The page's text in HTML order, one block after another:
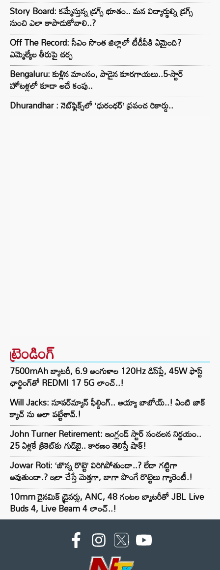
Story Board: కమ్మేస్తున్న డ్రగ్స్ భూతం.. మన విద్యార్థుల్ని డ్రగ్స్
నుంచి ఎలా కాపాడుకోవాలి..?
Off The Record: సీఎం సొంత జిల్లాలో టీడీపీకి ఏమైంది?
ఎమ్మెల్యేల తీరుపై చర్చ
Bengaluru: కుళ్లిన మాంసం, పాడైన కూరగాయలు..5-స్టార్
హోటళ్లలో కూడా అదే కంపు..
Dhurandhar : నెట్‌ఫ్లిక్స్‌లో ‘ధురంధర్’ ప్రపంచ రికార్డు..
ట్రెండింగ్‌
7500mAh బ్యాటరీ, 6.9 అంగుళాల 120Hz డిస్‌ప్లే, 45W ఫాస్ట్
ఛార్జింగ్‌తో REDMI 17 5G లాంచ్..!
Will Jacks: సూపర్‌మ్యాన్ ఫీల్డింగ్.. అయ్యా బాబోయ్..! ఏంటి జాక్
క్యాచ్ ను అలా పట్టేశావ్.!
John Turner Retirement: ఇంగ్లండ్ స్టార్ సంచలన నిర్ణయం..
25 ఏళ్లకే క్రికెట్‌కు గుడ్‌బై.. కారణం తెలిస్తే షాక్!
Jowar Roti: ‘జొన్న రొట్టె’ విరిగిపోతుందా..? లేదా గట్టిగా
అవుతుందా.? ఇలా చేస్తే మెత్తగా, బాగా పొంగే రొట్టెలు గ్యారెంటీ.!
10mm డైనమిక్ డ్రైవర్లు, ANC, 48 గంటల బ్యాటరీతో JBL Live
Buds 4, Live Beam 4 లాంచ్..!